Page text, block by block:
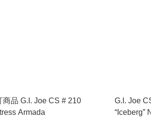
商品 G.I. Joe CS # 210
Armada
G.I. Joe
“Iceberg”